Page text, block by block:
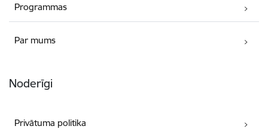
Programmas
Par mums
Noderīgi
Privātuma politika